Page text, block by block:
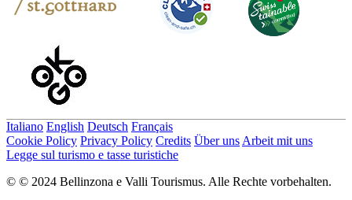
Italiano English Deutsch Français
Cookie Policy Privacy Policy Credits Über uns Arbeit mit uns
Legge sul turismo e tasse turistiche
© © 2024 Bellinzona e Valli Tourismus. Alle Rechte vorbehalten.